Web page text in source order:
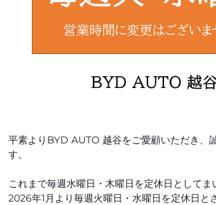
平素よりBYD AUTO 越谷をご愛顧いただき、
す。
これまで毎週水曜日・木曜日を定休日としてま
2026年1月より毎週火曜日・水曜日を定休日と